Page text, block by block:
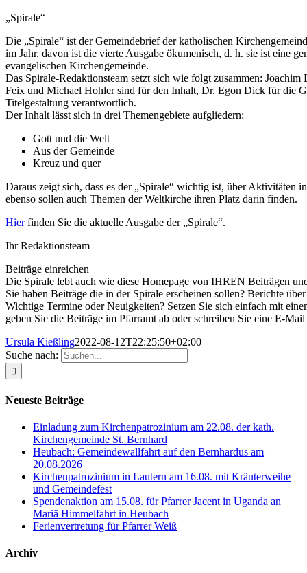
„Spirale“
Die „Spirale“ ist der Gemeindebrief der katholischen
im Jahr, davon ist die vierte Ausgabe ökumenisch, d. h. sie ist eine
evangelischen Kirchengemeinde.
Das Spirale-Redaktionsteam setzt sich wie folgt zusammen:
Feix und Michael Hohler sind für den Inhalt, Dr. Egon Dick für die
Titelgestaltung verantwortlich.
Der Inhalt lässt sich in drei Themengebiete aufgliedern:
Gott und die Welt
Aus der Gemeinde
Kreuz und quer
Daraus zeigt sich, dass es der „Spirale“ wichtig ist, über Aktivitäten
ebenso sollen auch Themen der Weltkirche ihren Platz darin finden.
Hierfinden Sie die aktuelle Ausgabe der „Spirale“.
Ihr Redaktionsteam
Beiträge einreichen
Die Spirale lebt auch wie diese Homepage von IHREN Beiträgen
Sie haben Beiträge die in der Spirale erscheinen sollen? Berichte
Wichtige Termine oder Neuigkeiten? Setzen Sie sich einfach mit
geben Sie die Beiträge im Pfarramt ab oder schreiben Sie eine E-
Ursula Kießling2022-08-12T22:25:50+02:00
Suche nach:
Neueste Beiträge
Einladung zum Kirchenpatrozinium am 22.08. der kath.
Kirchengemeinde St. Bernhard
Heubach: Gemeindewallfahrt auf den Bernhardus am
20.08.2026
Kirchenpatrozinium in Lautern am 16.08. mit Kräuterweihe
und Gemeindefest
Spendenaktion am 15.08. für Pfarrer Jacent in Uganda an
Mariä Himmelfahrt in Heubach
Ferienvertretung für Pfarrer Weiß
Archiv